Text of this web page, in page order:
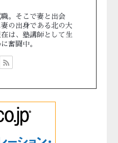
。そこで妻と出会
の出身である北の大
は、塾講師として生
奮闘中。